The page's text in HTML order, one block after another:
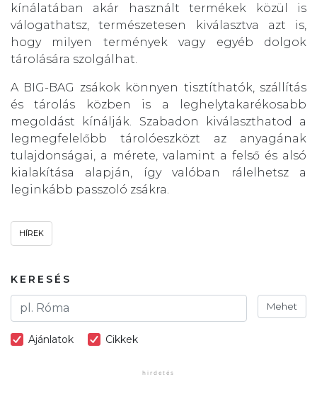
kínálatában akár használt termékek közül is
válogathatsz, természetesen kiválasztva azt is,
hogy milyen termények vagy egyéb dolgok
tárolására szolgálhat.
A BIG-BAG zsákok könnyen tisztíthatók, szállítás
és tárolás közben is a leghelytakarékosabb
megoldást kínálják. Szabadon kiválaszthatod a
legmegfelelőbb tárolóeszközt az anyagának
tulajdonságai, a mérete, valamint a felső és alsó
kialakítása alapján, így valóban rálelhetsz a
leginkább passzoló zsákra.
HÍREK
KERESÉS
Mehet
Ajánlatok Cikkek